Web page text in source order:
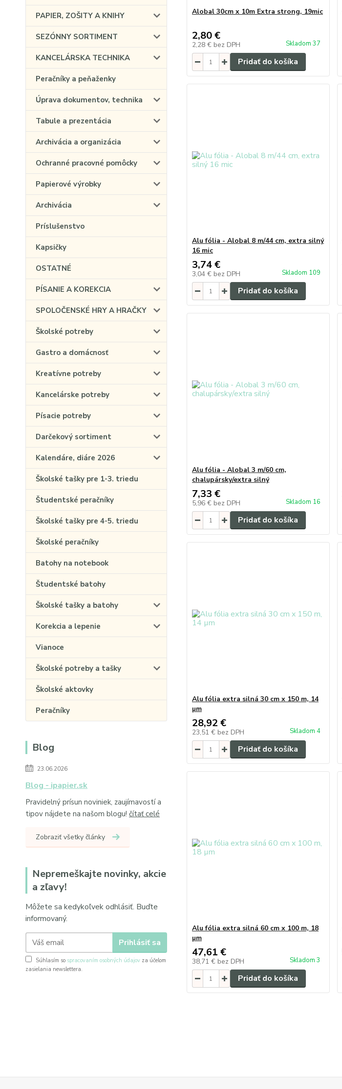
PAPIER, ZOŠITY A KNIHY
SEZÓNNY SORTIMENT
KANCELÁRSKA TECHNIKA
Peračníky a peňaženky
Úprava dokumentov, technika
Tabule a prezentácia
Archivácia a organizácia
Ochranné pracovné pomôcky
Papierové výrobky
Archivácia
Príslušenstvo
Kapsičky
OSTATNÉ
PÍSANIE A KOREKCIA
SPOLOČENSKÉ HRY A HRAČKY
Školské potreby
Gastro a domácnosť
Kreatívne potreby
Kancelárske potreby
Písacie potreby
Darčekový sortiment
Kalendáre, diáre 2026
Školské tašky pre 1-3. triedu
Študentské peračníky
Školské tašky pre 4-5. triedu
Školské peračníky
Batohy na notebook
Študentské batohy
Školské tašky a batohy
Korekcia a lepenie
Vianoce
Školské potreby a tašky
Školské aktovky
Peračníky
Blog
23.06.2026
Blog - ipapier.sk
Pravidelný prísun noviniek, zaujímavostí a
tipov nájdete na našom blogu! čítať celé
Zobraziť všetky články
Nepremeškajte novinky, akcie
a zľavy!
Môžete sa kedykoľvek odhlásiť. Buďte
informovaný.
Prihlásiť sa
Súhlasím so spracovaním osobných údajov za účelom
zasielania newslettera.
Alobal 30cm x 10m Extra strong, 19mic
2,80 €
2,28 € bez DPH Skladom 37
Pridať do košíka
Alu fólia - Alobal 8 m/44 cm, extra silný
16 mic
3,74 €
3,04 € bez DPH Skladom 109
Pridať do košíka
Alu fólia - Alobal 3 m/60 cm,
chalupársky/extra silný
7,33 €
5,96 € bez DPH Skladom 16
Pridať do košíka
Alu fólia extra silná 30 cm x 150 m, 14
µm
28,92 €
23,51 € bez DPH Skladom 4
Pridať do košíka
Alu fólia extra silná 60 cm x 100 m, 18
µm
47,61 €
38,71 € bez DPH Skladom 3
Pridať do košíka